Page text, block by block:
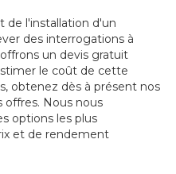
de l'installation d'un
des interrogations à
un devis gratuit
le coût de cette
obtenez dès à présent nos
offres. Nous nous
options les plus
et de rendement